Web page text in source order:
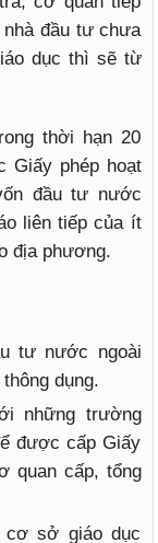
đầu tư chưa
dục thì sẽ từ
thời hạn 20
Giấy phép hoạt
đầu tư nước
liên tiếp của ít
địa phương.
tư nước ngoài
dụng.
những trường
được cấp Giấy
quan cấp, tổng
cơ sở giáo dục